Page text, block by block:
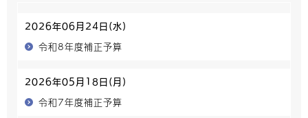
2026年06月24日(水)
令和8年度補正予算
2026年05月18日(月)
令和7年度補正予算